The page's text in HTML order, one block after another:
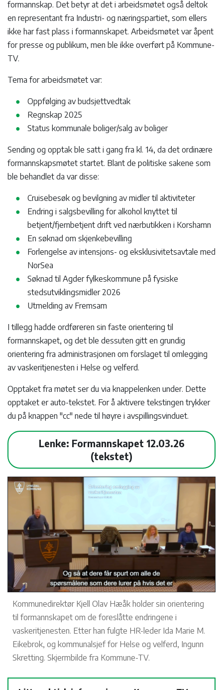
formannskap. Det betyr at det i arbeidsmøtet også deltok
en representant fra Industri- og næringspartiet, som ellers
ikke har fast plass i formannskapet. Arbeidsmøtet var åpent
for presse og publikum, men ble ikke overført på Kommune-
TV.
Tema for arbeidsmøtet var:
Oppfølging av budsjettvedtak
Regnskap 2025
Status kommunale boliger/salg av boliger
Sending og opptak ble satt i gang fra kl. 14, da det ordinære
formannskapsmøtet startet. Blant de politiske sakene som
ble behandlet da var disse:
Cruisebesøk og bevilgning av midler til aktiviteter
Endring i salgsbevilling for alkohol knyttet til
betjent/fjernbetjent drift ved nærbutikken i Korshamn
En søknad om skjenkebevilling
Forlengelse av intensjons- og eksklusivitetsavtale med
NorSea
Søknad til Agder fylkeskommune på fysiske
stedsutviklingsmidler 2026
Utmelding av Fremsam
I tillegg hadde ordføreren sin faste orientering til
formannskapet, og det ble dessuten gitt en grundig
orientering fra administrasjonen om forslaget til omlegging
av vaskeritjenesten i Helse og velferd.
Opptaket fra møtet ser du via knappelenken under. Dette
opptaket er auto-tekstet. For å aktivere tekstingen trykker
du på knappen "cc" nede til høyre i avspillingsvinduet.
Lenke: Formannskapet 12.03.26
(tekstet)
Kommunedirektør Kjell Olav Hæåk holder sin orientering
til formannskapet om de foreslåtte endringene i
vaskeritjenesten. Etter han fulgte HR-leder Ida Marie M.
Eikebrok, og kommunalsjef for Helse og velferd, Ingunn
Skretting. Skjermbilde fra Kommune-TV.